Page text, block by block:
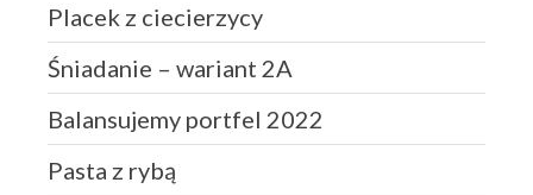
Placek z ciecierzycy
Śniadanie – wariant 2A
Balansujemy portfel 2022
Pasta z rybą